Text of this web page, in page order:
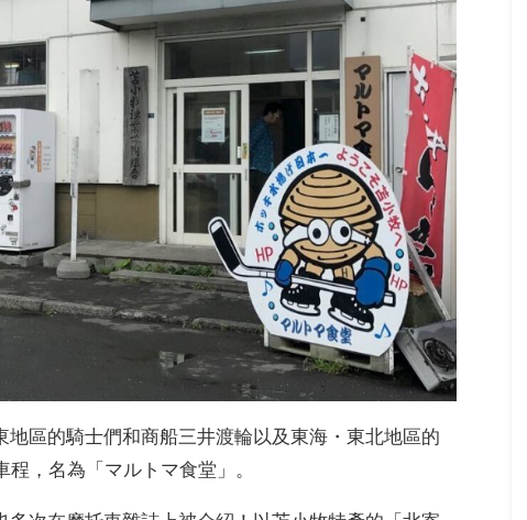
區的騎士們和商船三井渡輪以及東海・東北地區的
，名為「マルトマ食堂」。